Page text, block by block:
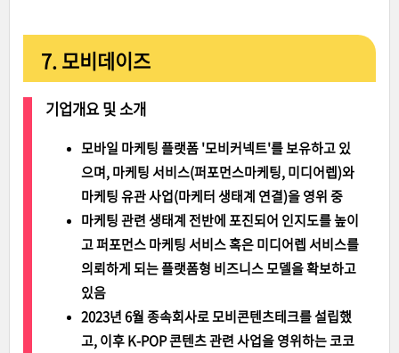
7. 모비데이즈
기업개요 및 소개
모바일 마케팅 플랫폼 '모비커넥트'를 보유하고 있
으며, 마케팅 서비스(퍼포먼스마케팅, 미디어렙)와
마케팅 유관 사업(마케터 생태계 연결)을 영위 중
마케팅 관련 생태계 전반에 포진되어 인지도를 높이
고 퍼포먼스 마케팅 서비스 혹은 미디어렙 서비스를
의뢰하게 되는 플랫폼형 비즈니스 모델을 확보하고
있음
2023년 6월 종속회사로 모비콘텐츠테크를 설립했
고, 이후 K-POP 콘텐츠 관련 사업을 영위하는 코코